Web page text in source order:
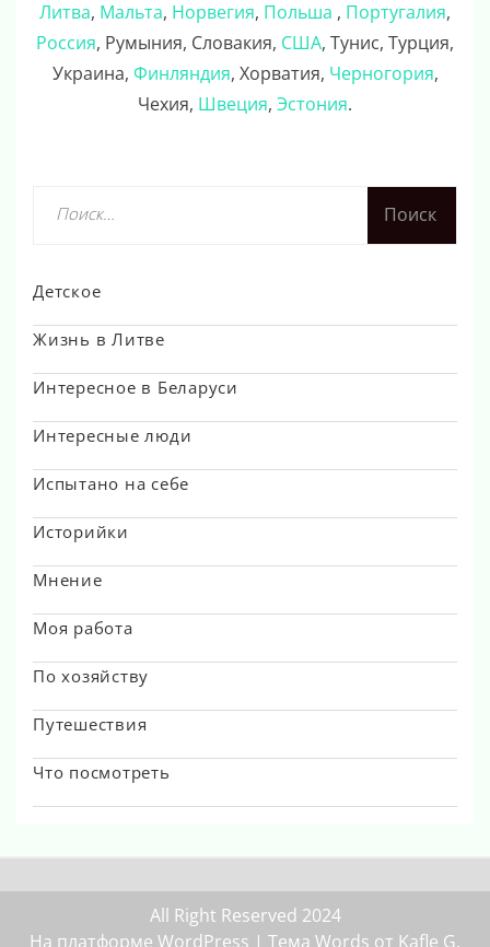
Литва, Мальта, Норвегия, Польша , Португалия,
Россия, Румыния, Словакия, США, Тунис, Турция,
Украина, Финляндия, Хорватия, Черногория,
Чехия, Швеция, Эстония.
Детское
Жизнь в Литве
Интересное в Беларуси
Интересные люди
Испытано на себе
Историйки
Мнение
Моя работа
По хозяйству
Путешествия
Что посмотреть
All Right Reserved 2024
На платформе WordPress | Тема Words от Kafle G.